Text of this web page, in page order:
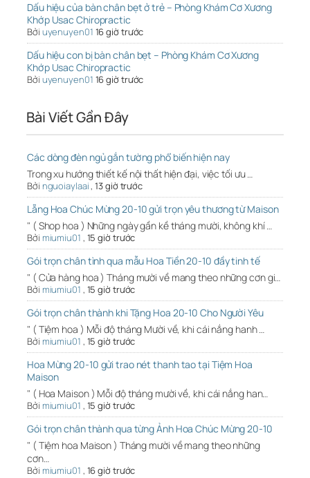
Dấu hiệu của bàn chân bẹt ở trẻ – Phòng Khám Cơ Xương
Khớp Usac Chiropractic
Bởi uyenuyen01 16 giờ trước
Dấu hiệu con bị bàn chân bẹt – Phòng Khám Cơ Xương
Khớp Usac Chiropractic
Bởi uyenuyen01 16 giờ trước
Bài Viết Gần Đây
Các dòng đèn ngủ gắn tường phổ biến hiện nay
Trong xu hướng thiết kế nội thất hiện đại, việc tối ưu …
Bởi nguoiaylaai,13 giờ trước
Lẵng Hoa Chúc Mừng 20-10 gửi trọn yêu thương từ Maison
" ( Shop hoa ) Những ngày gần kề tháng mười, không khí …
Bởi miumiu01 , 15 giờ trước
Gói trọn chân tình qua mẫu Hoa Tiền 20-10 đầy tinh tế
" ( Cửa hàng hoa ) Tháng mười về mang theo những cơn gi…
Bởi miumiu01 , 15 giờ trước
Gói trọn chân thành khi Tặng Hoa 20-10 Cho Người Yêu
" ( Tiệm hoa ) Mỗi độ tháng Mười về, khi cái nắng hanh …
Bởi miumiu01 , 15 giờ trước
Hoa Mừng 20-10 gửi trao nét thanh tao tại Tiệm Hoa
Maison
" ( Hoa Maison ) Mỗi độ tháng mười về, khi cái nắng han…
Bởi miumiu01 , 15 giờ trước
Gói trọn chân thành qua từng Ảnh Hoa Chúc Mừng 20-10
" ( Tiệm hoa Maison ) Tháng mười về mang theo những
cơn…
Bởi miumiu01 , 16 giờ trước